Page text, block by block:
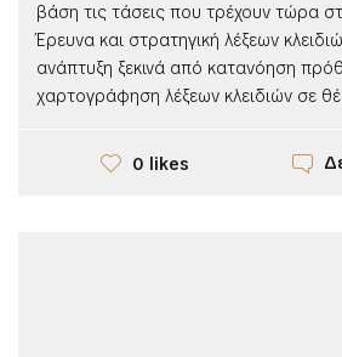
βάση τις τάσεις που τρέχουν τώρα
Έρευνα και στρατηγική λέξεων
ανάπτυξη ξεκινά από κατανόηση
χαρτογράφηση λέξεων κλειδιών σε
0 likes